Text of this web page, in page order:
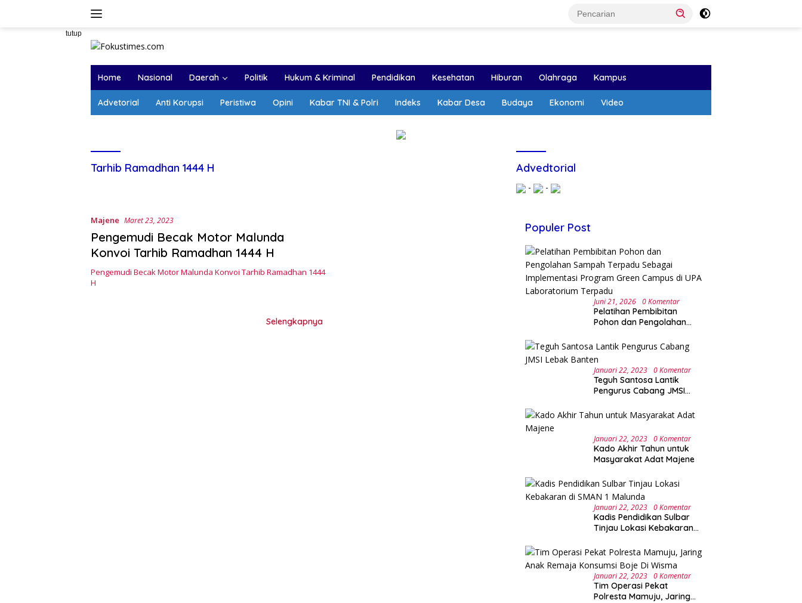
tutup
Home Nasional Daerah Politik Hukum & Kriminal Pendidikan Kesehatan Hiburan Olahraga Kampus
Advetorial Anti Korupsi Peristiwa Opini Kabar TNI & Polri Indeks Kabar Desa Budaya Ekonomi Video
Tarhib Ramadhan 1444 H
Majene Maret 23, 2023
Pengemudi Becak Motor Malunda
Konvoi Tarhib Ramadhan 1444 H
Pengemudi Becak Motor Malunda Konvoi Tarhib Ramadhan 1444
H
Selengkapnya
Advedtorial
- -
Populer Post
Juni 21, 2026 0 Komentar
Pelatihan Pembibitan
Pohon dan Pengolahan
Implementasi Program
Green Campus di UPA
Laboratorium Terpadu
Januari 22, 2023 0 Komentar
Teguh Santosa Lantik
Pengurus Cabang JMSI
Januari 22, 2023 0 Komentar
Kado Akhir Tahun untuk
Masyarakat Adat Majene
Januari 22, 2023 0 Komentar
Kadis Pendidikan Sulbar
Tinjau Lokasi Kebakaran
Januari 22, 2023 0 Komentar
Tim Operasi Pekat
Polresta Mamuju, Jaring